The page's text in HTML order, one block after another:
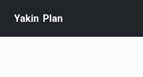
content
Yakin Plan